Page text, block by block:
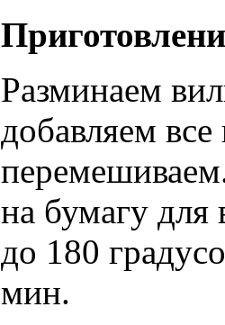
Разминаем
добавляем
на бумагу для
до 180
мин.